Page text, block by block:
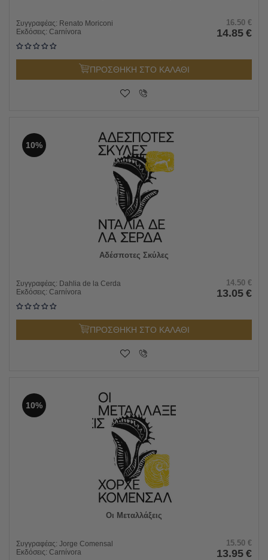
Συγγραφέας: Renato Moriconi
Εκδόσεις: Carnίvora
16.50 €
14.85 €
ΠΡΟΣΘΗΚΗ ΣΤΟ ΚΑΛΑΘΙ
10%
Αδέσποτες Σκύλες
Συγγραφέας: Dahlia de la Cerda
Εκδόσεις: Carnίvora
14.50 €
13.05 €
ΠΡΟΣΘΗΚΗ ΣΤΟ ΚΑΛΑΘΙ
10%
Οι Μεταλλάξεις
Συγγραφέας: Jorge Comensal
Εκδόσεις: Carnίvora
15.50 €
13.95 €